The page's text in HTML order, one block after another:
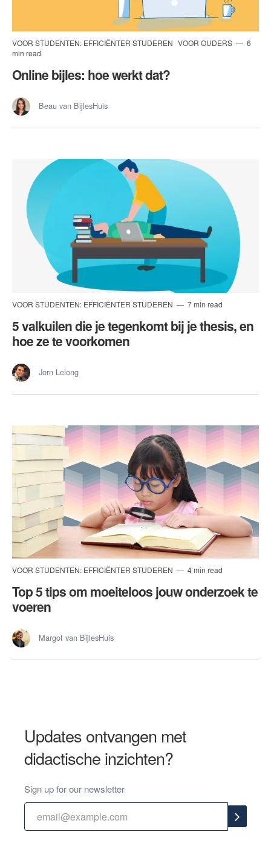
VOOR STUDENTEN: EFFICIËNTER STUDEREN VOOR OUDERS
6
min read
Online bijles: hoe werkt dat?
Beau van BijlesHuis
VOOR STUDENTEN: EFFICIËNTER STUDEREN 7 min read
5 valkuilen die je tegenkomt bij je thesis, en
hoe ze te voorkomen
Jorn Lelong
VOOR STUDENTEN: EFFICIËNTER STUDEREN 4 min read
Top 5 tips om moeiteloos jouw onderzoek te
voeren
Margot van BijlesHuis
Updates ontvangen met
didactische inzichten?
Sign up for our newsletter